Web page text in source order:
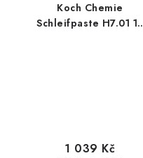
Koch Chemie
Schleifpaste H7.01 1L
1 039 Kč